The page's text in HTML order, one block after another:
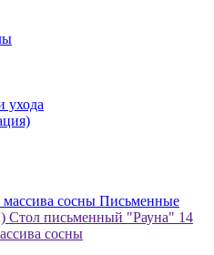
ухода
сосны Письменные
Стол письменный "Рауна" 14
сосны